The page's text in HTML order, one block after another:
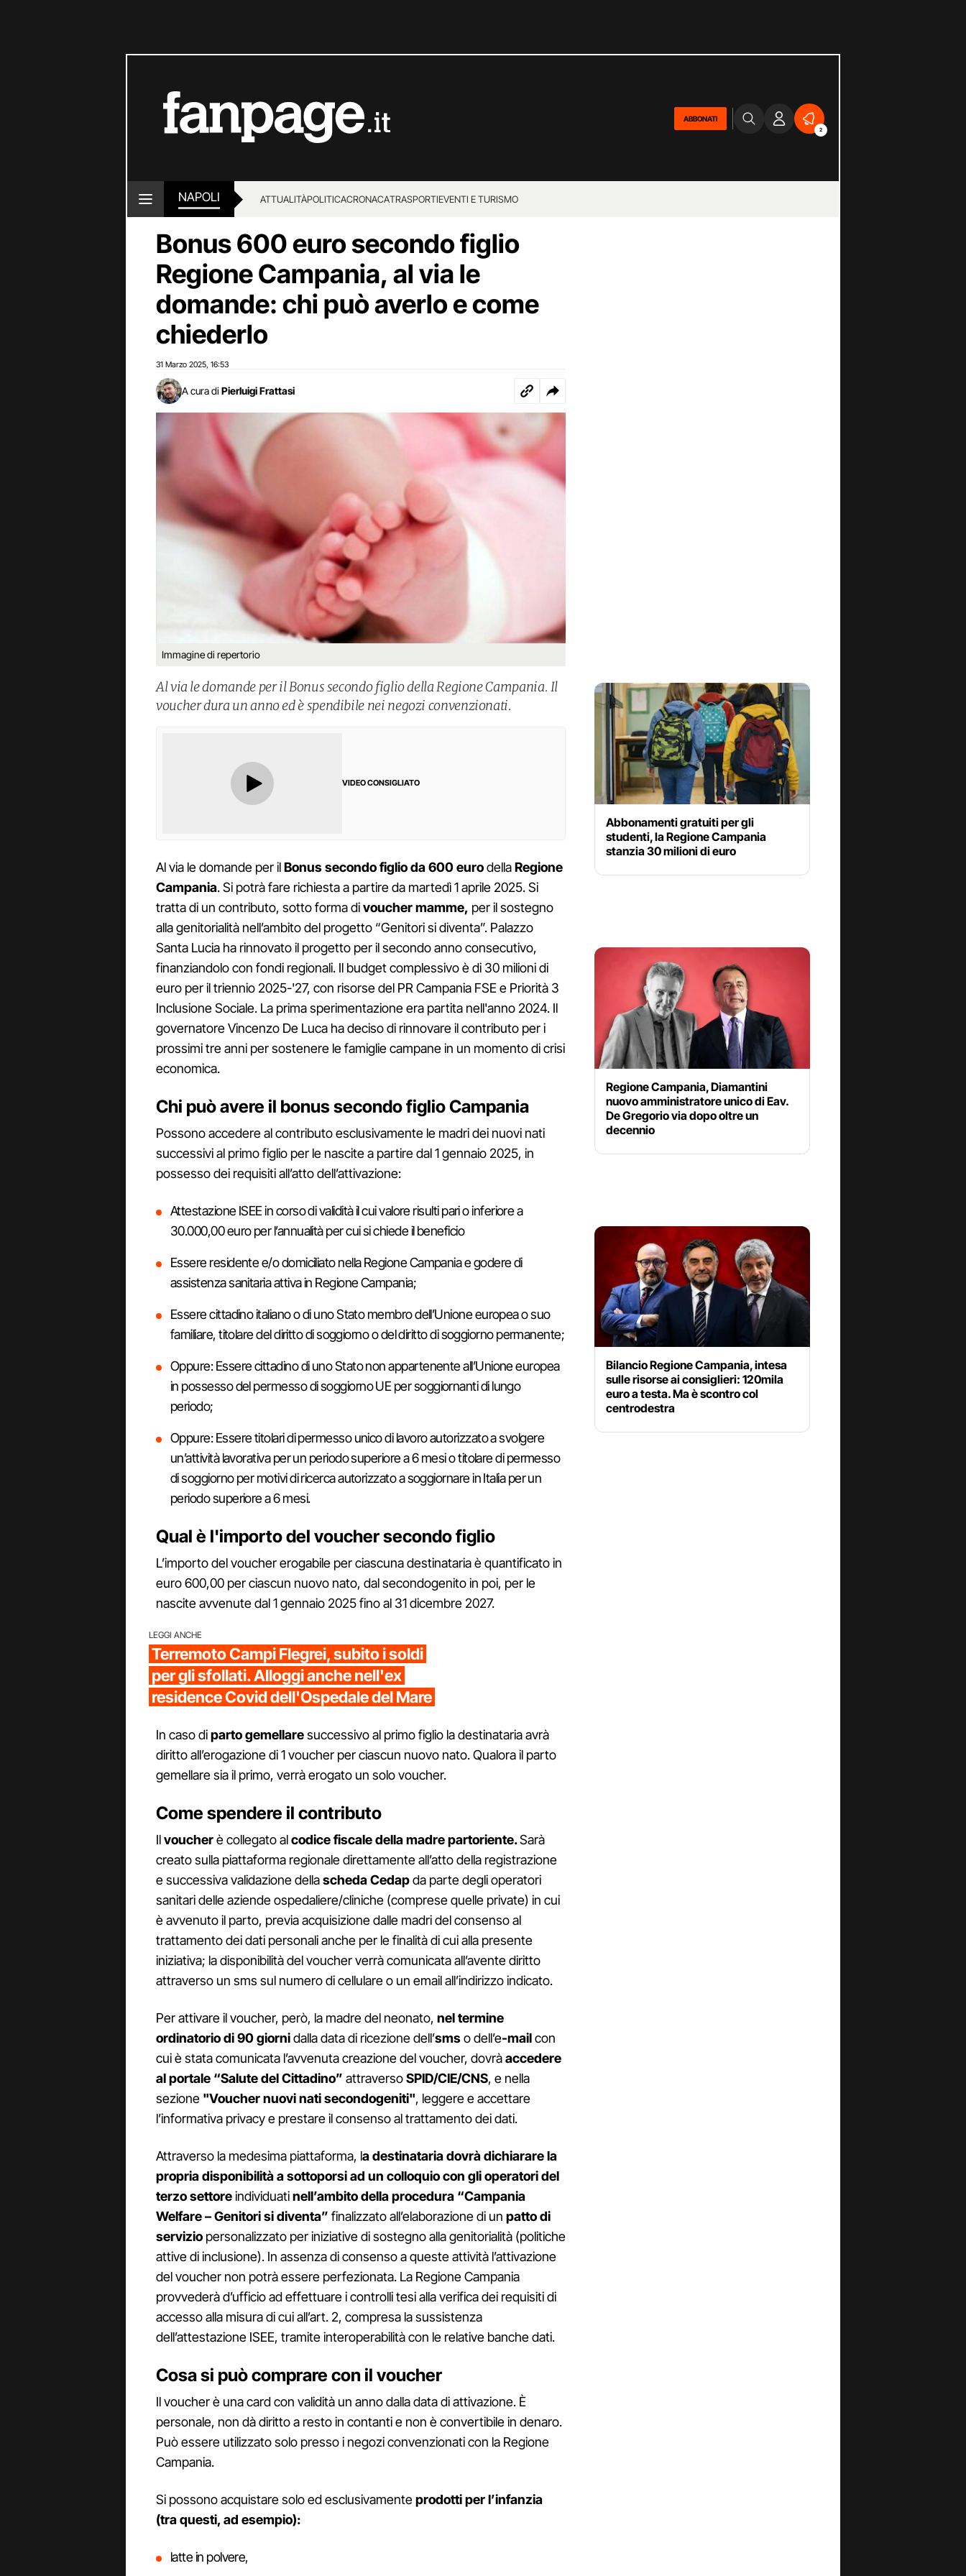
ABBONATI
2
NAPOLI ATTUALITÀPOLITICACRONACATRASPORTIEVENTI E TURISMO
Bonus 600 euro secondo figlio
Regione Campania, al via le
domande: chi può averlo e come
chiederlo
31 Marzo 2025 16:53
A cura di Pierluigi Frattasi
Immagine di repertorio
Al via le domande per il Bonus secondo figlio della Regione Campania. Il
voucher dura un anno ed è spendibile nei negozi convenzionati.
VIDEO CONSIGLIATO
Al via le domande per ilBonus secondo figlio da 600 eurodellaRegione
Campania. Si potrà fare richiesta a partire da martedì 1 aprile 2025. Si
tratta di un contributo, sotto forma divoucher mamme, per il sostegno
alla genitorialità nell’ambito del progetto “Genitori si diventa”. Palazzo
Santa Lucia ha rinnovato il progetto per il secondo anno consecutivo,
finanziandolo con fondi regionali. Il budget complessivo è di 30 milioni di
euro per il triennio 2025-'27, con risorse del PR Campania FSE e Priorità 3
Inclusione Sociale. La prima sperimentazione era partita nell'anno 2024. Il
governatore Vincenzo De Luca ha deciso di rinnovare il contributo per i
prossimi tre anni per sostenere le famiglie campane in un momento di crisi
economica.
Chi può avere il bonus secondo figlio Campania
Possono accedere al contributo esclusivamente le madri dei nuovi nati
successivi al primo figlio per le nascite a partire dal 1 gennaio 2025, in
possesso dei requisiti all’atto dell’attivazione:
Attestazione ISEE in corso di validità il cui valore risulti pari o inferiore a
30.000,00 euro per l’annualità per cui si chiede il beneficio
Essere residente e/o domiciliato nella Regione Campania e godere di
assistenza sanitaria attiva in Regione Campania;
Essere cittadino italiano o di uno Stato membro dell’Unione europea o suo
familiare, titolare del diritto di soggiorno o del diritto di soggiorno permanente;
Oppure: Essere cittadino di uno Stato non appartenente all’Unione europea
in possesso del permesso di soggiorno UE per soggiornanti di lungo
periodo;
Oppure: Essere titolari di permesso unico di lavoro autorizzato a svolgere
un’attività lavorativa per un periodo superiore a 6 mesi o titolare di permesso
di soggiorno per motivi di ricerca autorizzato a soggiornare in Italia per un
periodo superiore a 6 mesi.
Qual è l'importo del voucher secondo figlio
L’importo del voucher erogabile per ciascuna destinataria è quantificato in
euro 600,00 per ciascun nuovo nato, dal secondogenito in poi, per le
nascite avvenute dal 1 gennaio 2025 fino al 31 dicembre 2027.
LEGGI ANCHE
Terremoto Campi Flegrei, subito i soldi
per gli sfollati. Alloggi anche nell'ex
residence Covid dell'Ospedale del Mare
In caso diparto gemellaresuccessivo al primo figlio la destinataria avrà
diritto all’erogazione di 1 voucher per ciascun nuovo nato. Qualora il parto
gemellare sia il primo, verrà erogato un solo voucher.
Come spendere il contributo
Ilvoucherè collegato alcodice fiscale della madre partoriente.Sarà
creato sulla piattaforma regionale direttamente all’atto della registrazione
e successiva validazione dellascheda Cedapda parte degli operatori
sanitari delle aziende ospedaliere/cliniche (comprese quelle private) in cui
è avvenuto il parto, previa acquisizione dalle madri del consenso al
trattamento dei dati personali anche per le finalità di cui alla presente
iniziativa; la disponibilità del voucher verrà comunicata all’avente diritto
attraverso un sms sul numero di cellulare o un email all’indirizzo indicato.
Per attivare il voucher, però, la madre del neonato, nel termine
ordinatorio di 90 giornidalla data di ricezione dell’smso dell’e-mailcon
cui è stata comunicata l’avvenuta creazione del voucher, dovràaccedere
al portale “Salute del Cittadino” attraversoSPID/CIE/CNS, e nella
sezione "Voucher nuovi nati secondogeniti", leggere e accettare
l’informativa privacy e prestare il consenso al trattamento dei dati.
Attraverso la medesima piattaforma, la destinataria dovrà dichiarare la
propria disponibilità a sottoporsi ad un colloquio con gli operatori del
terzo settoreindividuatinell’ambito della procedura “Campania
Welfare – Genitori si diventa” finalizzato all’elaborazione di un patto di
servizio personalizzato per iniziative di sostegno alla genitorialità (politiche
attive di inclusione). In assenza di consenso a queste attività l’attivazione
del voucher non potrà essere perfezionata. La Regione Campania
provvederà d’ufficio ad effettuare i controlli tesi alla verifica dei requisiti di
accesso alla misura di cui all’art. 2, compresa la sussistenza
dell’attestazione ISEE, tramite interoperabilità con le relative banche dati.
Cosa si può comprare con il voucher
Il voucher è una card con validità un anno dalla data di attivazione. È
personale, non dà diritto a resto in contanti e non è convertibile in denaro.
Può essere utilizzato solo presso i negozi convenzionati con la Regione
Campania.
Si possono acquistare solo ed esclusivamenteprodotti per l’infanzia
(tra questi, ad esempio):
latte in polvere,
Abbonamenti gratuiti per gli
studenti, la Regione Campania
stanzia 30 milioni di euro
Regione Campania, Diamantini
nuovo amministratore unico di Eav.
De Gregorio via dopo oltre un
decennio
Bilancio Regione Campania, intesa
sulle risorse ai consiglieri: 120mila
euro a testa. Ma è scontro col
centrodestra